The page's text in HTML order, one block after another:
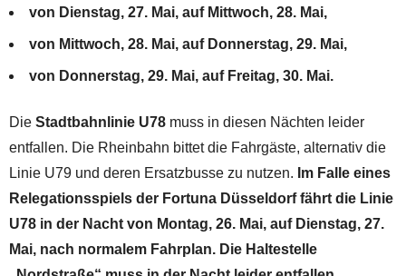
von Dienstag, 27. Mai, auf Mittwoch, 28. Mai,
von Mittwoch, 28. Mai, auf Donnerstag, 29. Mai,
von Donnerstag, 29. Mai, auf Freitag, 30. Mai.
Die Stadtbahnlinie U78 muss in diesen Nächten leider
entfallen. Die Rheinbahn bittet die Fahrgäste, alternativ die
Linie U79 und deren Ersatzbusse zu nutzen. Im Falle eines
Relegationsspiels der Fortuna Düsseldorf fährt die Linie
U78 in der Nacht von Montag, 26. Mai, auf Dienstag, 27.
Mai, nach normalem Fahrplan. Die Haltestelle